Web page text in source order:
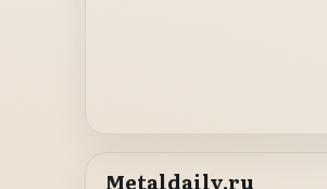
Metaldaily.ru